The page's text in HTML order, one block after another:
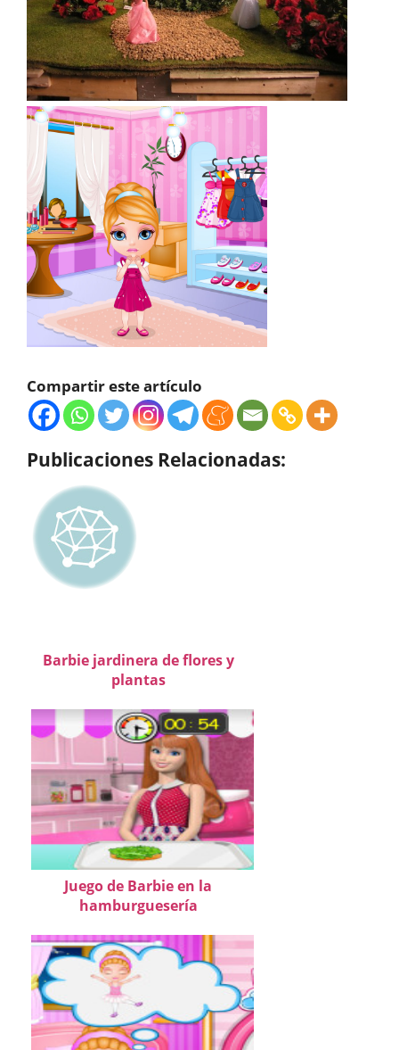
Compartir este artículo
Publicaciones Relacionadas:
Barbie jardinera de flores y
plantas
Juego de Barbie en la
hamburguesería